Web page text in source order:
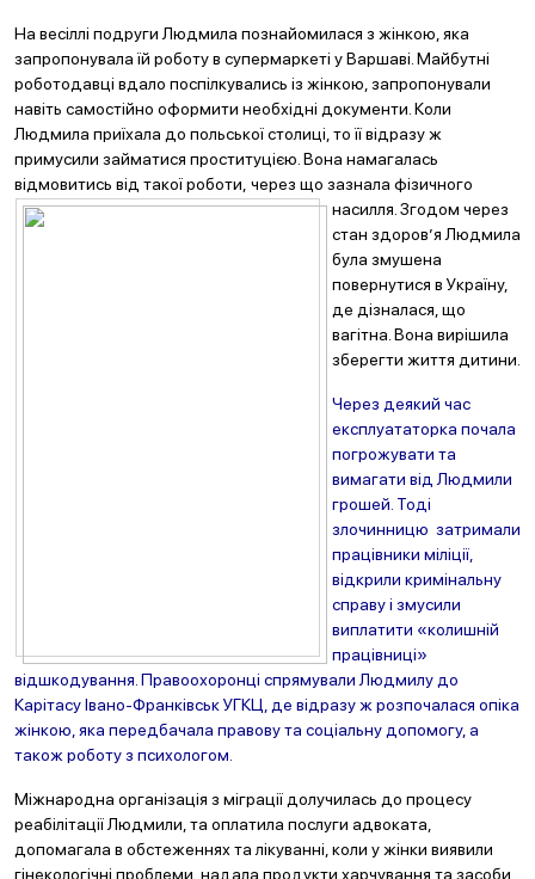
На весіллі подруги Людмила познайомилася з жінкою, яка
запропонувала їй роботу в супермаркеті у Варшаві. Майбутні
роботодавці вдало поспілкувались із жінкою, запропонували
навіть самостійно оформити необхідні документи. Коли
Людмила приїхала до польської столиці, то її відразу ж
примусили займатися проституцією. Вона намагалась
відмовитись від такої роботи, через що зазнала фізичного
насилля. Згодом через
стан здоров’я Людмила
була змушена
повернутися в Україну,
де дізналася, що
вагітна. Вона вирішила
зберегти життя дитини.
Через деякий час
експлуататорка почала
погрожувати та
вимагати від Людмили
грошей. Тоді
злочинницю затримали
працівники міліції,
відкрили кримінальну
справу і змусили
виплатити «колишній
працівниці»
відшкодування. Правоохоронці спрямували Людмилу до
Карітасу Івано-Франківськ УГКЦ, де відразу ж розпочалася опіка
жінкою, яка передбачала правову та соціальну допомогу, а
також роботу з психологом.
Міжнародна організація з міграції долучилась до процесу
реабілітації Людмили, та оплатила послуги адвоката,
допомагала в обстеженнях та лікуванні, коли у жінки виявили
гінекологічні проблеми, надала продукти харчування та засоби